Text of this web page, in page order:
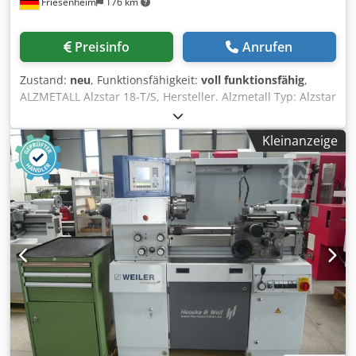
Preisinfo Anrufen
Zustand: neu, Funktionsfähigkeit: voll funktionsfähig,
ALZMETALL Alzstar 18-T/S, Hersteller. Alzmetall Typ: Alzstar
18-T/S Zustand: Neu / Vorführmaschine Bohrvermögen in
St 60: 18 mm, Gewindeschneiden in St 60: M 12,
Gewindeschneiden in GG 20: M 14, Kurzspindel: MK 2,
Spindeldrehzahl: 225-4.300 U/min., Spindelhub: 80 mm,
Ausladung: 190 mm, Säulendurchmesser: 65 mm,
Maschinentisch - nutzbare Auflage: 300x240 mm, T-Nuten
Anzahl - Breite - Abstand: 2 x12 x80 mm, Abstand Spindel-
Maschinentisch min./max.: 75/357 mm, Maschinen-
Grundplatte nutzbare Auflage: 300x240 mm, T-Nuten
Anzahl - Breite - Abstand: 2 x 12 x80 mm, Abstand Spindel-
Grundplatte min./max.: 437/437 mm, Vorschub von Hand,
Maschinentisch-Höhenverstellung: Handkurbel,
Gesamtleistungsbedarf: 0,37/0,55 kW, Maschinenhöhe: 840
mm, Gewicht: 110 kg Serienmäßige Ausstattung:
Hauptschalter mit Motorschutzschalter abschließbar
Kleinanzeige